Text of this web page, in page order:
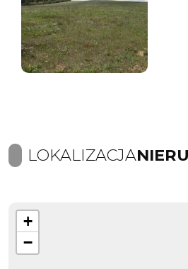
LOKALIZACJA
+
−